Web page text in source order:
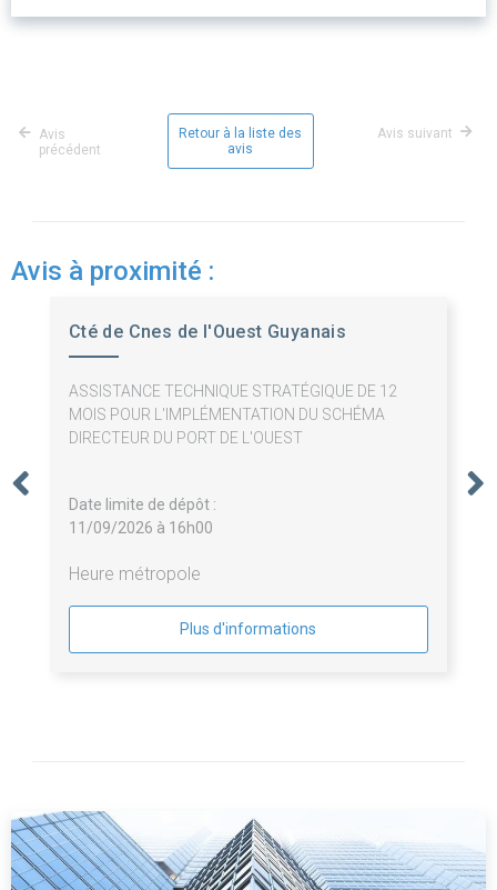
Avis
précédent
Retour à la liste des
avis
Avis suivant
Avis à proximité :
Cté de Cnes de l'Ouest Guyanais
ASSISTANCE TECHNIQUE STRATÉGIQUE DE 12
MOIS POUR L'IMPLÉMENTATION DU SCHÉMA
DIRECTEUR DU PORT DE L'OUEST
Date limite de dépôt :
11/09/2026 à 16h00
Heure métropole
Plus d'informations